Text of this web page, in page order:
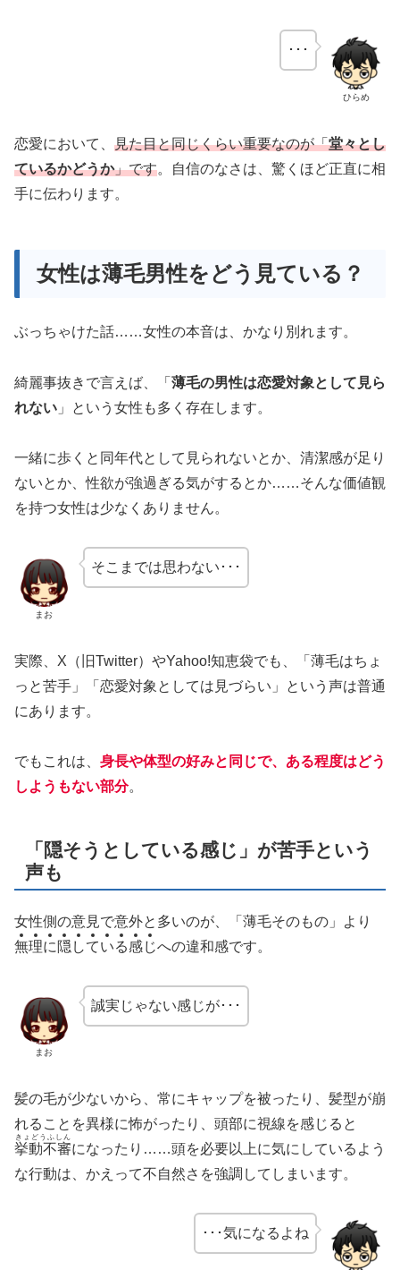
ひらめ
･･･
恋愛において、 見た目と同じくらい重要なのが「堂々とし
ているかどうか」です。自信のなさは、驚くほど正直に相
手に伝わります。
女性は薄毛男性をどう見ている？
ぶっちゃけた話……女性の本音は、かなり別れます。
綺麗事抜きで言えば、「 薄毛の男性は恋愛対象として見ら
れない 」という女性も多く存在します。
一緒に歩くと同年代として見られないとか、清潔感が足り
ないとか、性欲が強過ぎる気がするとか……そんな価値観
を持つ女性は少なくありません。
まお
そこまでは思わない･･･
実際、X（旧Twitter）やYahoo!知恵袋でも、「薄毛はちょ
っと苦手」「恋愛対象としては見づらい」という声は普通
にあります。
でもこれは、 身長や体型の好みと同じで、ある程度はどう
しようもない部分。
「隠そうとしている感じ」が苦手という
声も
女性側の意見で意外と多いのが、「薄毛そのもの」より
無理に 隠 している感じへの違和感です。
まお
誠実じゃない感じが･･･
髪の毛が少ないから、常にキャップを被ったり、髪型が崩
れることを異様に怖がったり、頭部に視線を感じると
挙動不審
きょどうふしん
になったり……頭を必要以上に気にしているよう
な行動は、かえって不自然さを強調してしまいます。
･･･気になるよね